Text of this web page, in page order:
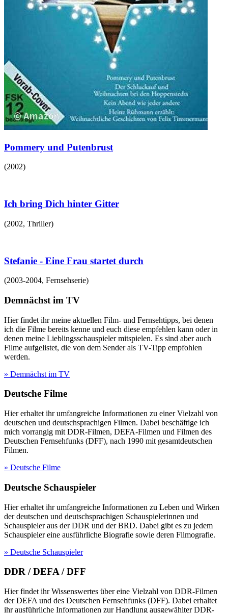
Pommery und Putenbrust
(2002)
Ich bring Dich hinter Gitter
(2002, Thriller)
Stefanie - Eine Frau startet durch
(2003-2004, Fernsehserie)
Demnächst im TV
Hier findet ihr meine aktuellen Film- und Fernsehtipps, bei denen
ich die Filme bereits kenne und euch diese empfehlen kann oder in
denen meine Lieblingsschauspieler mitspielen. Es sind aber auch
Filme aufgelistet, die von dem Sender als TV-Tipp empfohlen
werden.
» Demnächst im TV
Deutsche Filme
Hier erhaltet ihr umfangreiche Informationen zu einer Vielzahl von
deutschen und deutschsprachigen Filmen. Dabei beschäftige ich
mich vorrangig mit DDR-Filmen, DEFA-Filmen und Filmen des
Deutschen Fernsehfunks (DFF), nach 1990 mit gesamtdeutschen
Filmen.
» Deutsche Filme
Deutsche Schauspieler
Hier erhaltet ihr umfangreiche Informationen zu Leben und Wirken
der deutschen und deutschsprachigen Schauspielerinnen und
Schauspieler aus der DDR und der BRD. Dabei gibt es zu jedem
Schauspieler eine ausführliche Biografie sowie deren Filmografie.
» Deutsche Schauspieler
DDR / DEFA / DFF
Hier findet ihr Wissenswertes über eine Vielzahl von DDR-Filmen
der DEFA und des Deutschen Fernsehfunks (DFF). Dabei erhaltet
ihr ausführliche Informationen zur Handlung ausgewählter DDR-